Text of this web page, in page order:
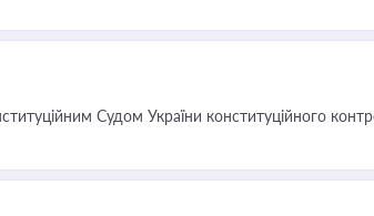
Судом України конституційного